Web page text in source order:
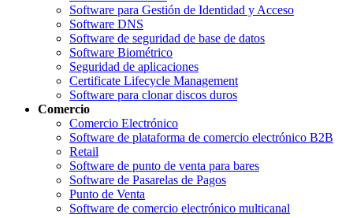
Software para Gestión de Identidad y Acceso
Software DNS
Software de seguridad de base de datos
Software Biométrico
Seguridad de aplicaciones
Certificate Lifecycle Management
Software para clonar discos duros
Comercio
Comercio Electrónico
Software de plataforma de comercio electrónico B2B
Retail
Software de punto de venta para bares
Software de Pasarelas de Pagos
Punto de Venta
Software de comercio electrónico multicanal